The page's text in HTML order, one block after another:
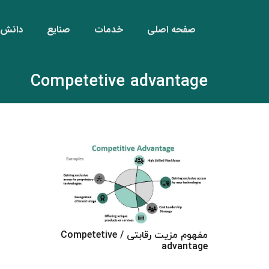
صفحه اصلی خدمات صنایع
Competetive advantage
مفهوم مزیت رقابتی / Competetive
advantage